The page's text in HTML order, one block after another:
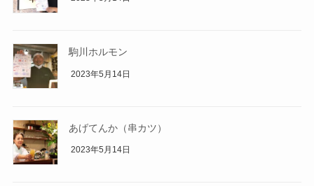
駒川ホルモン
2023年5月14日
あげてんか（串カツ）
2023年5月14日